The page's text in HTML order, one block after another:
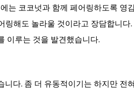
는 코코넛과 함께 페어링하도록 영
링해도 놀라울 것이라고 장담합니
이루는 것을 발견했습니다.
다. 좀 더 유동적이기는 하지만 전